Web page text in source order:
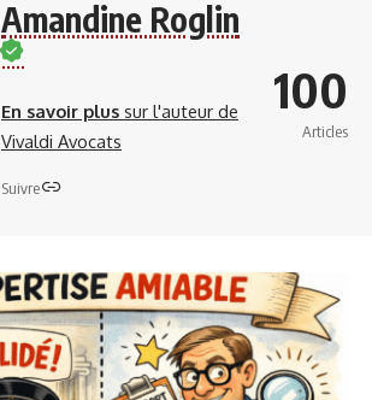
Amandine Roglin
En savoir plus sur l'auteur de
Vivaldi Avocats
Suivre
100
Articles